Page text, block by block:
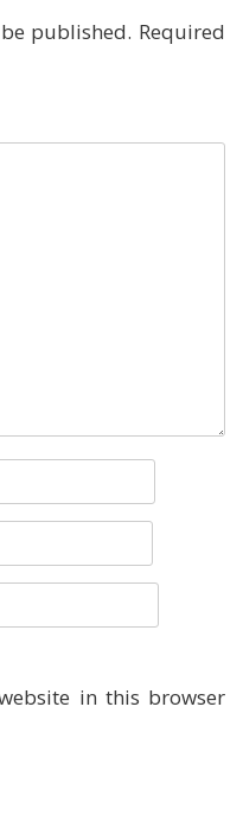
published. Required
in this browser